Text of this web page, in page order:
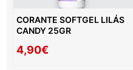
CORANTE SOFTGEL LILÁS
CANDY 25GR
4,90€